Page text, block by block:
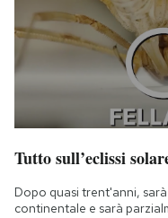
Tutto sull’eclissi
Dopo quasi trent'anni,
continentale e sarà